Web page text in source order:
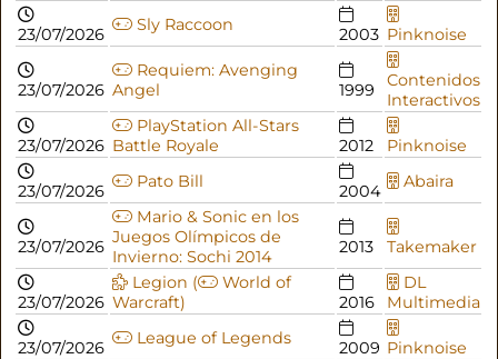
23/07/2026 Sly Raccoon 2003 Pinknoise
23/07/2026
Requiem: Avenging
Angel
1999
Contenidos
Interactivos
23/07/2026
PlayStation All-Stars
Battle Royale
2012 Pinknoise
23/07/2026 Pato Bill 2004 Abaira
23/07/2026
Mario & Sonic en los
Juegos Olímpicos de
Invierno: Sochi 2014
2013 Takemaker
23/07/2026
Legion (
World of
Warcraft)
2016
DL
Multimedia
23/07/2026 League of Legends 2009 Pinknoise